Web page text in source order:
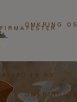
FIRMAFESTER
OMKRING OS
OMKRING OS
42 90 19 99